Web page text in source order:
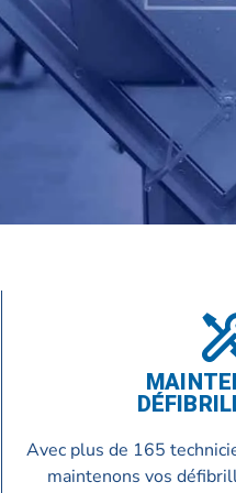
Avec plus de 165
maintenons vos